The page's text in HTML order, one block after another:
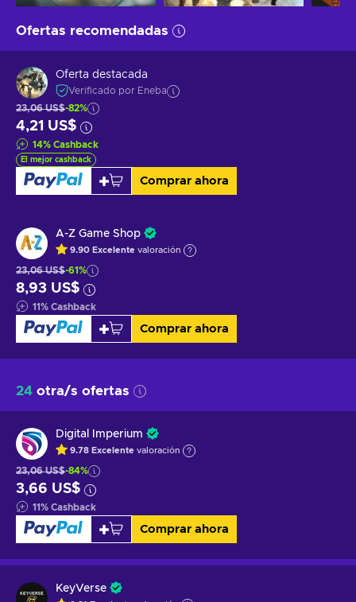
Ofertas recomendadas
Oferta destacada
Verificado por Eneba
23,06 US$-82%
4,21 US$
14% Cashback
El mejor cashback
Comprar ahora
A-Z Game Shop
9.90 Excelente valoración
23,06 US$-61%
8,93 US$
11% Cashback
Comprar ahora
24 otra/s ofertas
Digital Imperium
9.78 Excelente valoración
23,06 US$-84%
3,66 US$
11% Cashback
Comprar ahora
KeyVerse